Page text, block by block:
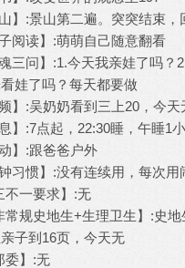
】:景山第二遍。突突结束，
阅读】:萌萌自己随意翻看
三问】:1.今天我亲娃了吗？
娃了吗？每天都要做
】:吴奶奶看到三上20，今天
】:7点起，22:30睡，午睡1
】:跟爸爸户外
习惯】:没有连续用，每次用
不一要求】:无
常规史地生+生理卫生】:史
子到16页，今天无
委】:无